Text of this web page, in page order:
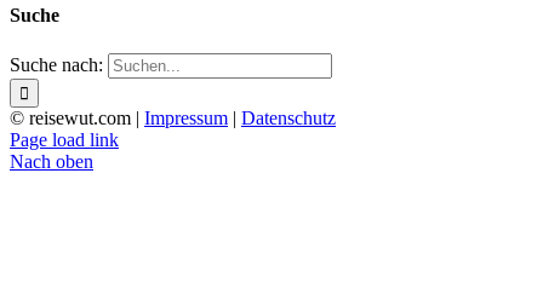
Suche
Suche nach:
© reisewut.com | Impressum | Datenschutz
Page load link
Nach oben